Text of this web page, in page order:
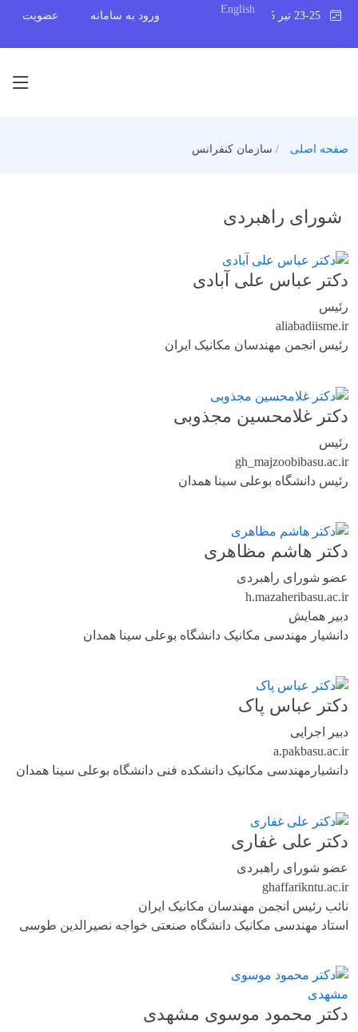
English
ورود به سامانه عضویت
صفحه اصلی سازمان کنفرانس
شورای راهبردی
دکتر عباس علی آبادی
رئیس
aliabadiisme.ir
رئیس انجمن مهندسان مکانیک ایران
دکتر غلامحسین مجذوبی
رئیس
gh_majzoobibasu.ac.ir
رئیس دانشگاه بوعلی سینا همدان
دکتر هاشم مظاهری
عضو شورای راهبردی
h.mazaheribasu.ac.ir
دبیر همایش
دانشیار مهندسی مکانیک دانشگاه بوعلی سینا همدان
دکتر عباس پاک
دبیر اجرایی
a.pakbasu.ac.ir
دانشیارمهندسی مکانیک دانشکده فنی دانشگاه بوعلی سینا همدان
دکتر علی غفاری
عضو شورای راهبردی
ghaffarikntu.ac.ir
نائب رئیس انجمن مهندسان مکانیک ایران
استاد مهندسی مکانیک دانشگاه صنعتی خواجه نصیرالدین طوسی
دکتر محمود موسوی مشهدی